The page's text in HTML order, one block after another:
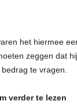
het hiermee
zeggen dat
te vragen.
verder te lezen